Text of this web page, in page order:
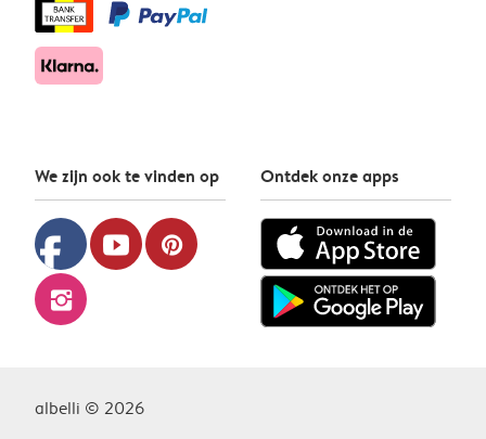
We zijn ook te vinden op
facebook youtube pinterest
instagram
Ontdek onze apps
albelli © 2026